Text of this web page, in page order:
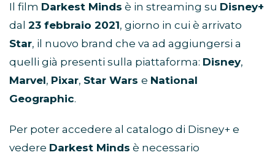
Il film Darkest Minds è in streaming su Disney+
dal 23 febbraio 2021, giorno in cui è arrivato
Star, il nuovo brand che va ad aggiungersi a
quelli già presenti sulla piattaforma: Disney,
Marvel, Pixar, Star Wars e National
Geographic.
Per poter accedere al catalogo di Disney+ e
vedere Darkest Minds è necessario